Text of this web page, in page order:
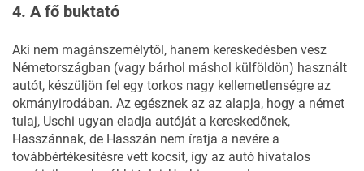
4. A fő buktató
Aki nem magánszemélytől, hanem kereskedésben vesz
Németországban (vagy bárhol máshol külföldön) használt
autót, készüljön fel egy torkos nagy kellemetlenségre az
okmányirodában. Az egésznek az az alapja, hogy a német
tulaj, Uschi ugyan eladja autóját a kereskedőnek,
Hasszánnak, de Hasszán nem íratja a nevére a
továbbértékesítésre vett kocsit, így az autó hivatalos